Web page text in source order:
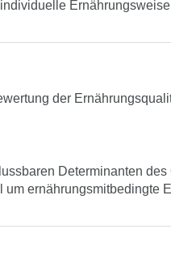
der
Determinanten
um ernährungsmitbedingte